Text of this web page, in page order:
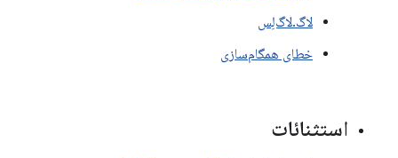
لاگ.لاگ‌لِس
خطای همگام‌سازی
استثنائات